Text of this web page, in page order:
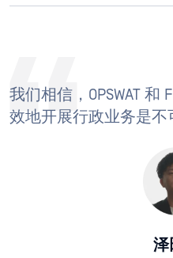
我们相信，OPSWAT 和
效地开展行政业务是不
泽